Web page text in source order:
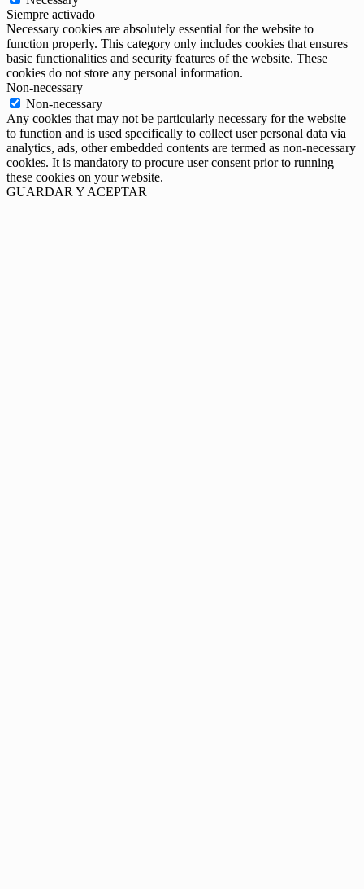
Siempre activado
Necessary cookies are absolutely essential for the website to
function properly. This category only includes cookies that ensures
basic functionalities and security features of the website. These
cookies do not store any personal information.
Non-necessary
Non-necessary
Any cookies that may not be particularly necessary for the website
to function and is used specifically to collect user personal data via
analytics, ads, other embedded contents are termed as non-necessary
cookies. It is mandatory to procure user consent prior to running
these cookies on your website.
GUARDAR Y ACEPTAR